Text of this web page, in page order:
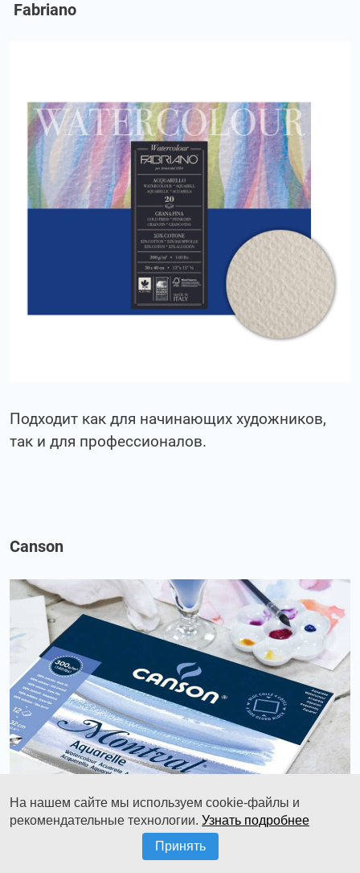
Fabriano
Подходит как для начинающих художников,
так и для профессионалов.
Canson
На нашем сайте мы используем cookie-файлы и
рекомендательные технологии. Узнать подробнее
Принять